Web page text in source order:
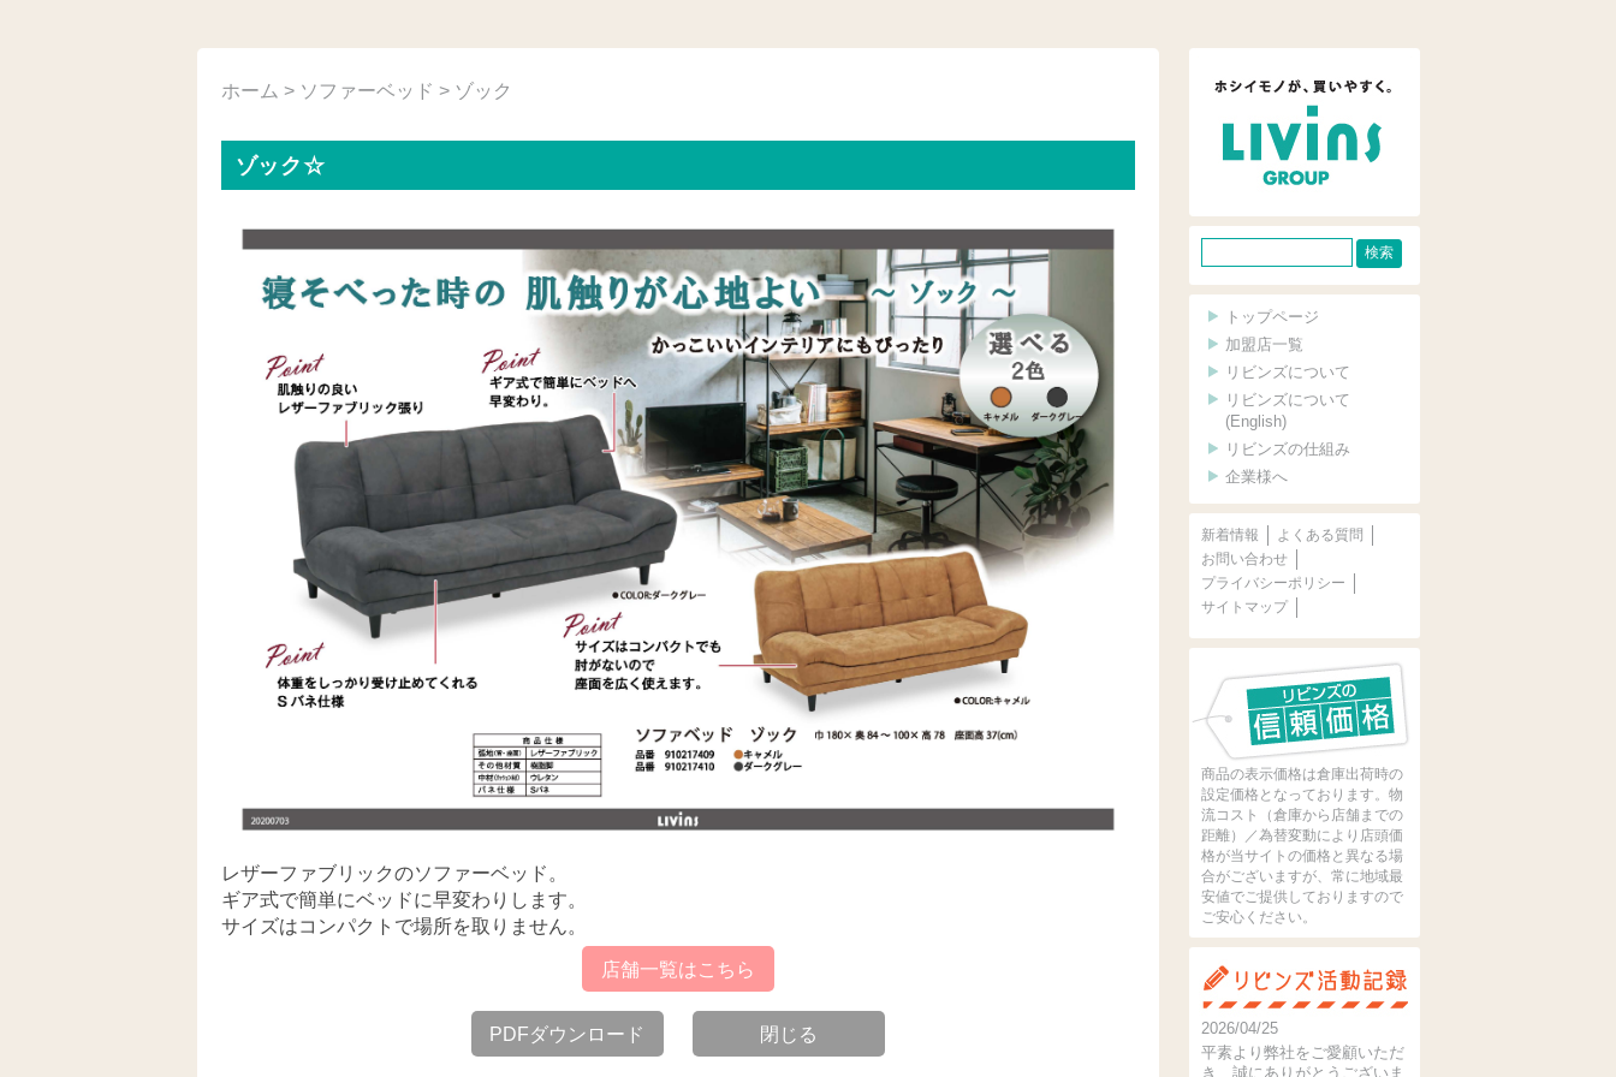
ホーム > ソファーベッド > ゾック
ゾック☆
レザーファブリックのソファーベッド。
ギア式で簡単にベッドに早変わりします。
サイズはコンパクトで場所を取りません。
店舗一覧はこちら
PDFダウンロード 閉じる
イ
ト
内
検
索
トップページ
加盟店一覧
リビンズについて
リビンズについて
(English)
リビンズの仕組み
企業様へ
新着情報
よくある質問
お問い合わせ
プライバシーポリシー
サイトマップ
商品の表示価格は倉庫出荷時の
設定価格となっております。物
流コスト（倉庫から店舗までの
距離）／為替変動により店頭価
格が当サイトの価格と異なる場
合がございますが、常に地域最
安値でご提供しておりますので
ご安心ください。
2026/04/25
平素より弊社をご愛顧いただ
き、誠にありがとうございま